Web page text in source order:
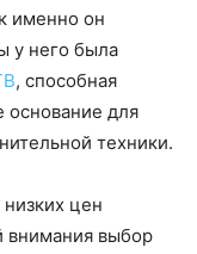
именно он
у него была
, способная
основание для
техники.
цен
внимания выбор